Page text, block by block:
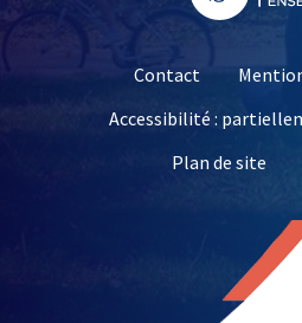
Contact
Accessibilité :
Plan de site